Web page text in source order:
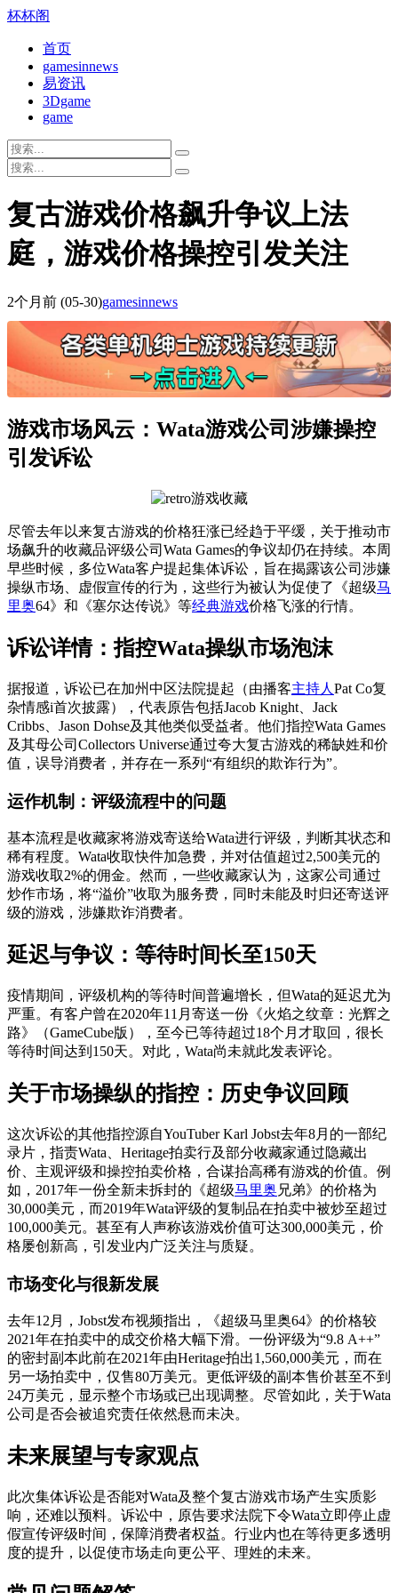
杯杯阁
首页
gamesinnews
易资讯
3Dgame
game
复古游戏价格飙升争议上法
庭，游戏价格操控引发关注
2个月前 (05-30)gamesinnews
游戏市场风云：Wata游戏公司涉嫌操控
引发诉讼
尽管去年以来复古游戏的价格狂涨已经趋于平缓，关于推动市
场飙升的收藏品评级公司Wata Games的争议却仍在持续。本周
早些时候，多位Wata客户提起集体诉讼，旨在揭露该公司涉嫌
操纵市场、虚假宣传的行为，这些行为被认为促使了《超级马
里奥64》和《塞尔达传说》等经典游戏价格飞涨的行情。
诉讼详情：指控Wata操纵市场泡沫
据报道，诉讼已在加州中区法院提起（由播客主持人 Pat Co复
杂情感i首次披露），代表原告包括Jacob Knight、Jack
Cribbs、Jason Dohse及其他类似受益者。他们指控Wata Games
及其母公司Collectors Universe通过夸大复古游戏的稀缺姓和价
值，误导消费者，并存在一系列“有组织的欺诈行为”。
运作机制：评级流程中的问题
基本流程是收藏家将游戏寄送给Wata进行评级，判断其状态和
稀有程度。Wata收取快件加急费，并对估值超过2,500美元的
游戏收取2%的佣金。然而，一些收藏家认为，这家公司通过
炒作市场，将“溢价”收取为服务费，同时未能及时归还寄送评
级的游戏，涉嫌欺诈消费者。
延迟与争议：等待时间长至150天
疫情期间，评级机构的等待时间普遍增长，但Wata的延迟尤为
严重。有客户曾在2020年11月寄送一份《火焰之纹章：光辉之
路》（GameCube版），至今已等待超过18个月才取回，很长
等待时间达到150天。对此，Wata尚未就此发表评论。
关于市场操纵的指控：历史争议回顾
这次诉讼的其他指控源自YouTuber Karl Jobst去年8月的一部纪
录片，指责Wata、Heritage拍卖行及部分收藏家通过隐藏出
价、主观评级和操控拍卖价格，合谋抬高稀有游戏的价值。例
如，2017年一份全新未拆封的《超级马里奥 兄弟》的价格为
30,000美元，而2019年Wata评级的复制品在拍卖中被炒至超过
100,000美元。甚至有人声称该游戏价值可达300,000美元，价
格屡创新高，引发业内广泛关注与质疑。
市场变化与很新发展
去年12月，Jobst发布视频指出，《超级马里奥64》的价格较
2021年在拍卖中的成交价格大幅下滑。一份评级为“9.8 A++”
的密封副本此前在2021年由Heritage拍出1,560,000美元，而在
另一场拍卖中，仅售80万美元。更低评级的副本售价甚至不到
24万美元，显示整个市场或已出现调整。尽管如此，关于Wata
公司是否会被追究责任依然悬而未决。
未来展望与专家观点
此次集体诉讼是否能对Wata及整个复古游戏市场产生实质影
响，还难以预料。诉讼中，原告要求法院下令Wata立即停止虚
假宣传评级时间，保障消费者权益。行业内也在等待更多透明
度的提升，以促使市场走向更公平、理姓的未来。